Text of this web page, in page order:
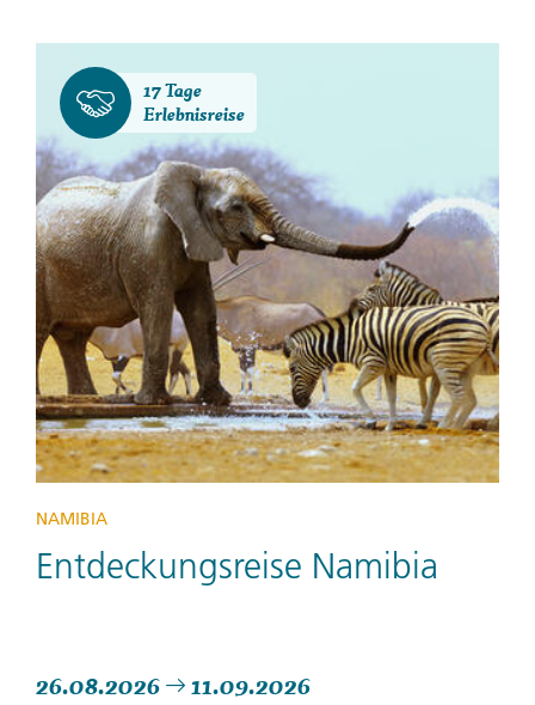
17 Tage
Erlebnisreise
NAMIBIA
Entdeckungsreise Namibia
26.08.2026 11.09.2026